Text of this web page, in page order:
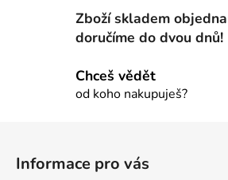
r
v
k
ý
Zboží skladem
doručíme do dvou dnů!
Chceš vědět
od koho nakupuješ?
Informace pro vás